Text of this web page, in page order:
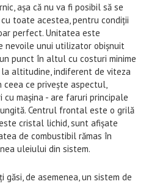
așa că nu va fi posibil să se
toate acestea, pentru condiții
perfect. Unitatea este
nevoile unui utilizator obișnuit
punct în altul cu costuri minime
altitudine, indiferent de viteza
ceea ce privește aspectul,
mașina - are faruri principale
Centrul frontal este o grilă
cristal lichid, sunt afișate
de combustibil rămas în
uleiului din sistem.
de asemenea, un sistem de